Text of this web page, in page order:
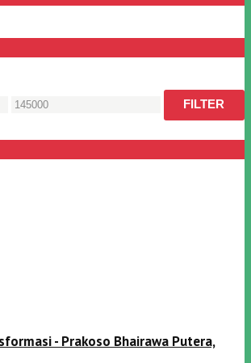
FILTER
- Prakoso Bhairawa Putera,